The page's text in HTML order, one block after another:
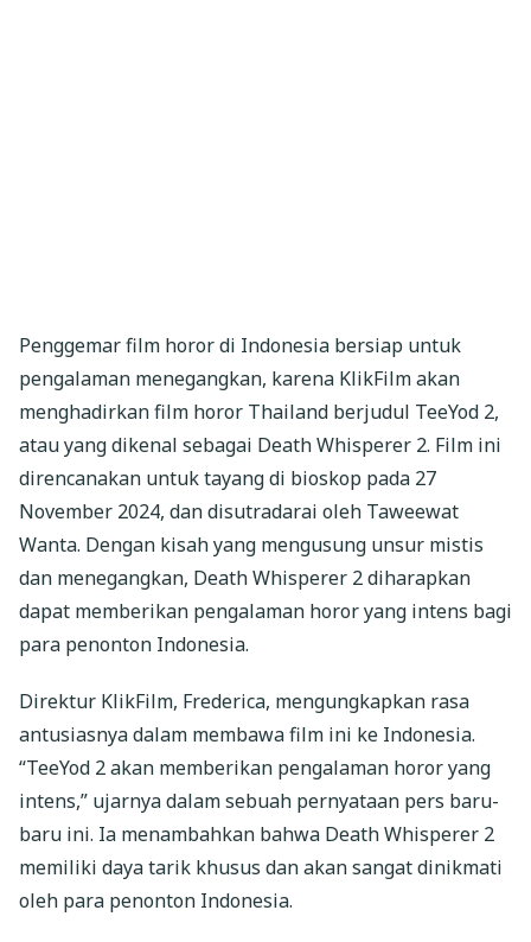
Penggemar film horor di Indonesia bersiap untuk
pengalaman menegangkan, karena KlikFilm akan
menghadirkan film horor Thailand berjudul TeeYod 2,
atau yang dikenal sebagai Death Whisperer 2. Film ini
direncanakan untuk tayang di bioskop pada 27
November 2024, dan disutradarai oleh Taweewat
Wanta. Dengan kisah yang mengusung unsur mistis
dan menegangkan, Death Whisperer 2 diharapkan
dapat memberikan pengalaman horor yang intens bagi
para penonton Indonesia.
Direktur KlikFilm, Frederica, mengungkapkan rasa
antusiasnya dalam membawa film ini ke Indonesia.
“TeeYod 2 akan memberikan pengalaman horor yang
intens,” ujarnya dalam sebuah pernyataan pers baru-
baru ini. Ia menambahkan bahwa Death Whisperer 2
memiliki daya tarik khusus dan akan sangat dinikmati
oleh para penonton Indonesia.